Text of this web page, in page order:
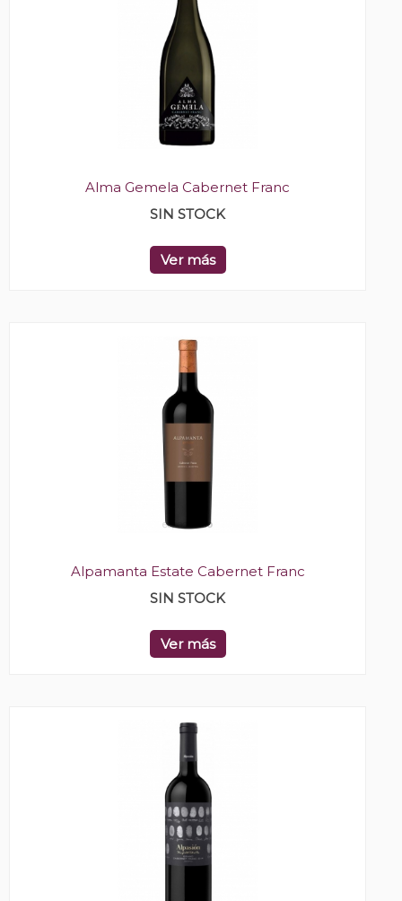
Alma Gemela Cabernet Franc
SIN STOCK
Ver más
Alpamanta Estate Cabernet Franc
SIN STOCK
Ver más